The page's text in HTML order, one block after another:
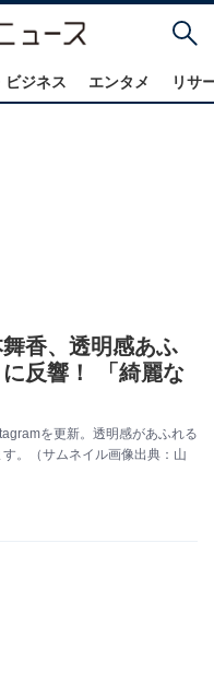
ビジネス エンタメ リサ
舞香、透明感あふ
反響！ 「綺麗な
を更新。透明感があふれる
。（サムネイル画像出典：山